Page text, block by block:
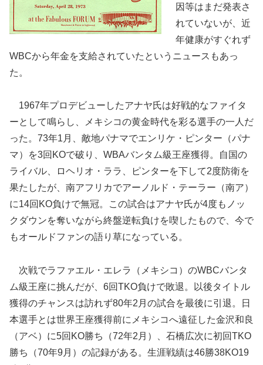
因等はまだ発表さ
れていないが、近
年健康がすぐれず
WBCから年金を支給されていたというニュースもあっ
た。
1967年プロデビューしたアナヤ氏は好戦的なファイタ
ーとして鳴らし、メキシコの黄金時代を彩る選手の一人だ
った。73年1月、敵地パナマでエンリケ・ピンター（パナ
マ）を3回KOで破り、WBAバンタム級王座獲得。自国の
ライバル、ロヘリオ・ララ、ピンターを下して2度防衛を
果たしたが、南アフリカでアーノルド・テーラー（南ア）
に14回KO負けで無冠。この試合はアナヤ氏が4度もノッ
クダウンを奪いながら終盤逆転負けを喫したもので、今で
もオールドファンの語り草になっている。
次戦でラファエル・エレラ（メキシコ）のWBCバンタ
ム級王座に挑んだが、6回TKO負けで敗退。以後タイトル
獲得のチャンスは訪れず80年2月の試合を最後に引退。日
本選手とは世界王座獲得前にメキシコへ遠征した金沢和良
（アベ）に5回KO勝ち（72年2月）、石橋広次に初回TKO
勝ち（70年9月）の記録がある。生涯戦績は46勝38KO19